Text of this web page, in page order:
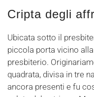
Cripta degli
Ubicata sotto il
piccola porta vicino
presbiterio.
quadrata, divisa in tre
ancora presenti e fu